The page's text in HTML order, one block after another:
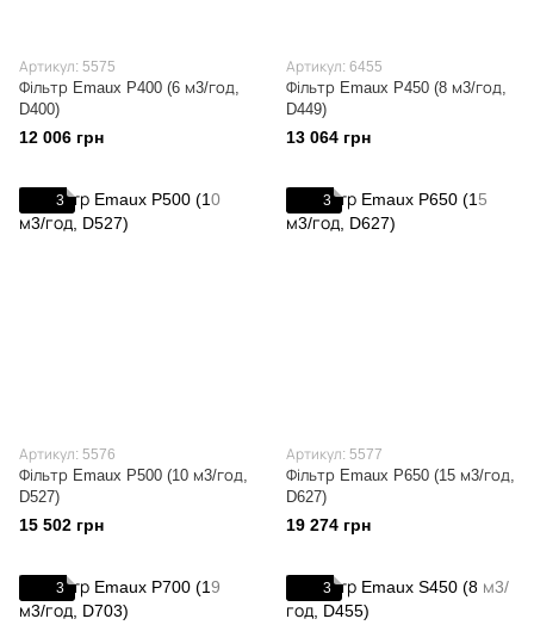
Артикул: 5575
Фільтр Emaux P400 (6 м3/год,
D400)
12 006 грн
Артикул: 6455
Фільтр Emaux P450 (8 м3/год,
D449)
13 064 грн
3
Артикул: 5576
Фільтр Emaux P500 (10 м3/год,
D527)
15 502 грн
3
Артикул: 5577
Фільтр Emaux P650 (15 м3/год,
D627)
19 274 грн
3 3